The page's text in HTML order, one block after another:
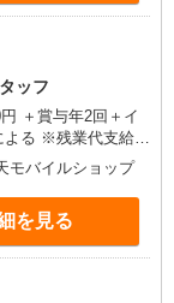
ッフ
＋賞与年2回＋イ
よる ※残業代支給
゜
10万円支給(規定
・゜+゜
モバイルショップ
を見る